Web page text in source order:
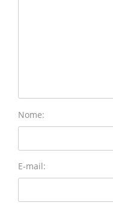
Nome:
E-mail: